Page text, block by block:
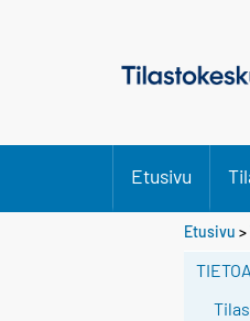
Etusivu
Etusivu >